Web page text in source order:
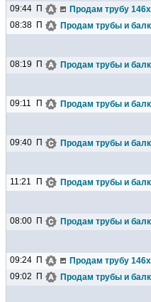
09:44 П Продам трубу
08:38 П Продам трубы и
08:19 П Продам трубы и
09:11 П Продам трубы и
09:40 П Продам трубы и
11:21 П Продам трубы и
08:00 П Продам трубы и
09:24 П Продам трубу
09:02
П Продам трубы и